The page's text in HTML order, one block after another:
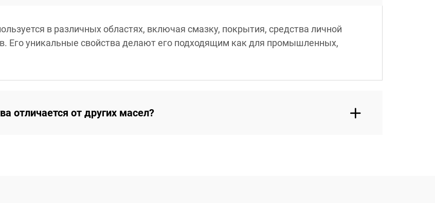
в различных областях, включая смазку, покрытия, средства личной
Его уникальные свойства делают его подходящим как для промышленных,
отличается от других масел?